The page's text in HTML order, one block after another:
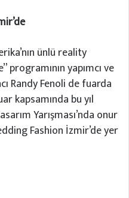
ünlü reality
programının yapımcı ve
Randy Fenoli de fuarda
kapsamında bu yıl
Yarışması’nda onur
Fashion İzmir’de yer